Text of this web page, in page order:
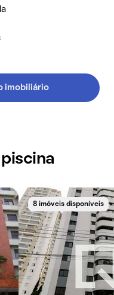
imobiliário
8 imóveis disponíveis